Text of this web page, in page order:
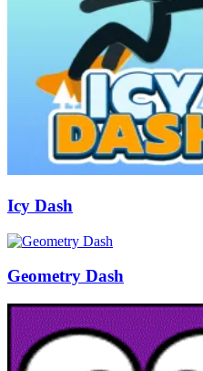
Icy Dash
Geometry Dash